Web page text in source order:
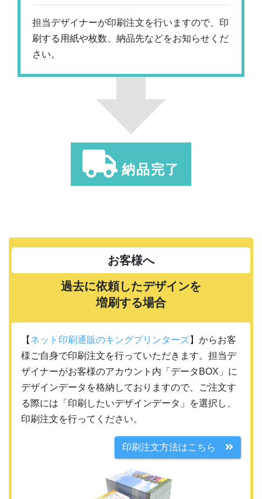
担当デザイナーが印刷注文を行いますので、印
刷する用紙や枚数、納品先などをお知らせくだ
さい。
納品完了
お客様へ
過去に依頼したデザインを
増刷する場合
【 ネット印刷通販のキングプリンターズ】からお客
様ご自身で印刷注文を行っていただきます。担当デ
ザイナーがお客様のアカウント内「データBOX」に
デザインデータを格納しておりますので、ご注文す
る際には「印刷したいデザインデータ」を選択し、
印刷注文を行ってください。
印刷注文方法はこちら